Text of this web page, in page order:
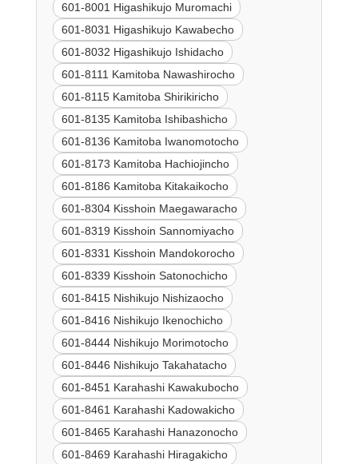
601-8001 Higashikujo Muromachi
601-8031 Higashikujo Kawabecho
601-8032 Higashikujo Ishidacho
601-8111 Kamitoba Nawashirocho
601-8115 Kamitoba Shirikiricho
601-8135 Kamitoba Ishibashicho
601-8136 Kamitoba Iwanomotocho
601-8173 Kamitoba Hachiojincho
601-8186 Kamitoba Kitakaikocho
601-8304 Kisshoin Maegawaracho
601-8319 Kisshoin Sannomiyacho
601-8331 Kisshoin Mandokorocho
601-8339 Kisshoin Satonochicho
601-8415 Nishikujo Nishizaocho
601-8416 Nishikujo Ikenochicho
601-8444 Nishikujo Morimotocho
601-8446 Nishikujo Takahatacho
601-8451 Karahashi Kawakubocho
601-8461 Karahashi Kadowakicho
601-8465 Karahashi Hanazonocho
601-8469 Karahashi Hiragakicho